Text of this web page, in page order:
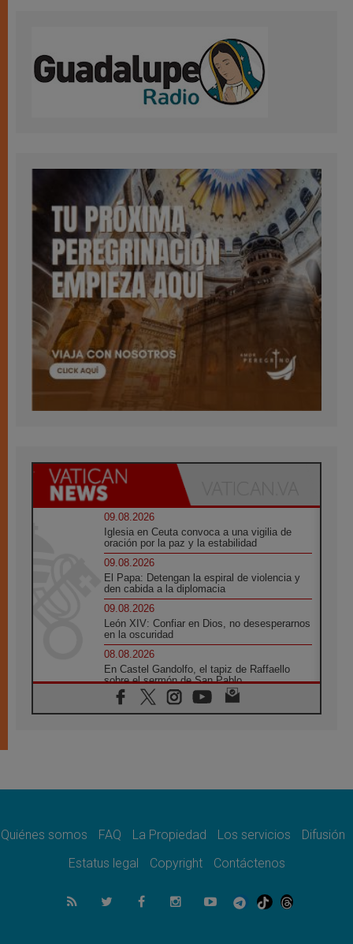
09.08.2026
Iglesia en Ceuta convoca a una vigilia de
oración por la paz y la estabilidad
09.08.2026
El Papa: Detengan la espiral de violencia y
den cabida a la diplomacia
09.08.2026
León XIV: Confiar en Dios, no desesperarnos
en la oscuridad
08.08.2026
En Castel Gandolfo, el tapiz de Raffaello
sobre el sermón de San Pablo
08.08.2026
En Colombia, «la paz no se compra con una
08.08.2026
08.08.2026
del Buen Consejo de Genazzano
Filipinas: el Vicariato Apostólico de Calapán
se convierte en diócesis
Quiénes somos FAQ La Propiedad Los servicios
Difusión
Estatus legal
Copyright Contáctenos